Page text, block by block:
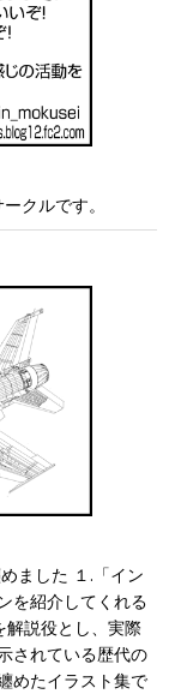
クルです。
ました １.「イン
を紹介してくれる
解説役とし、実際
されている歴代の
めたイラスト集で